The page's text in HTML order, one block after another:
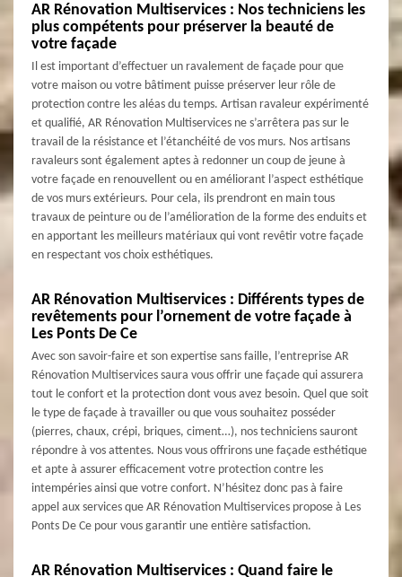
AR Rénovation Multiservices : Nos techniciens les
plus compétents pour préserver la beauté de
votre façade
Il est important d’effectuer un ravalement de façade pour que
votre maison ou votre bâtiment puisse préserver leur rôle de
protection contre les aléas du temps. Artisan ravaleur expérimenté
et qualifié, AR Rénovation Multiservices ne s’arrêtera pas sur le
travail de la résistance et l’étanchéité de vos murs. Nos artisans
ravaleurs sont également aptes à redonner un coup de jeune à
votre façade en renouvellent ou en améliorant l’aspect esthétique
de vos murs extérieurs. Pour cela, ils prendront en main tous
travaux de peinture ou de l’amélioration de la forme des enduits et
en apportant les meilleurs matériaux qui vont revêtir votre façade
en respectant vos choix esthétiques.
AR Rénovation Multiservices : Différents types de
revêtements pour l’ornement de votre façade à
Les Ponts De Ce
Avec son savoir-faire et son expertise sans faille, l’entreprise AR
Rénovation Multiservices saura vous offrir une façade qui assurera
tout le confort et la protection dont vous avez besoin. Quel que soit
le type de façade à travailler ou que vous souhaitez posséder
(pierres, chaux, crépi, briques, ciment…), nos techniciens sauront
répondre à vos attentes. Nous vous offrirons une façade esthétique
et apte à assurer efficacement votre protection contre les
intempéries ainsi que votre confort. N’hésitez donc pas à faire
appel aux services que AR Rénovation Multiservices propose à Les
Ponts De Ce pour vous garantir une entière satisfaction.
AR Rénovation Multiservices : Quand faire le